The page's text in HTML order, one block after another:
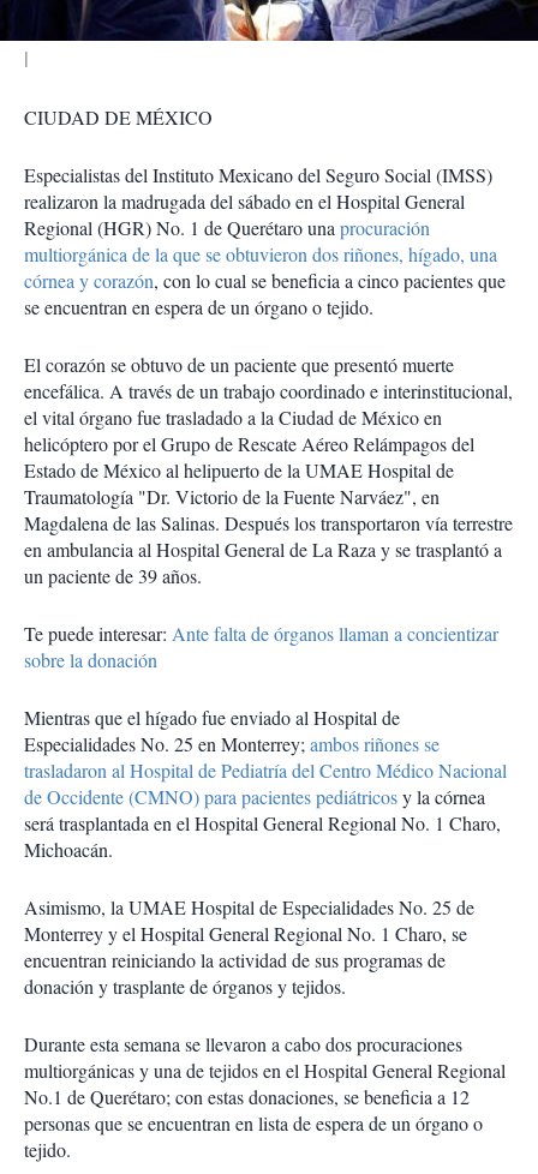
CIUDAD DE MÉXICO
Especialistas del Instituto Mexicano del Seguro Social (IMSS)
realizaron la madrugada del sábado en el Hospital General
Regional (HGR) No. 1 de Querétaro una procuración
multiorgánica de la que se obtuvieron dos riñones, hígado, una
córnea y corazón, con lo cual se beneficia a cinco pacientes que
se encuentran en espera de un órgano o tejido.
El corazón se obtuvo de un paciente que presentó muerte
encefálica. A través de un trabajo coordinado e interinstitucional,
el vital órgano fue trasladado a la Ciudad de México en
helicóptero por el Grupo de Rescate Aéreo Relámpagos del
Estado de México al helipuerto de la UMAE Hospital de
Traumatología "Dr. Victorio de la Fuente Narváez", en
Magdalena de las Salinas. Después los transportaron vía terrestre
en ambulancia al Hospital General de La Raza y se trasplantó a
un paciente de 39 años.
Te puede interesar: Ante falta de órganos llaman a concientizar
sobre la donación
Mientras que el hígado fue enviado al Hospital de
Especialidades No. 25 en Monterrey; ambos riñones se
trasladaron al Hospital de Pediatría del Centro Médico Nacional
de Occidente (CMNO) para pacientes pediátricosy la córnea
será trasplantada en el Hospital General Regional No. 1 Charo,
Michoacán.
Asimismo, la UMAE Hospital de Especialidades No. 25 de
Monterrey y el Hospital General Regional No. 1 Charo, se
encuentran reiniciando la actividad de sus programas de
donación y trasplante de órganos y tejidos.
Durante esta semana se llevaron a cabo dos procuraciones
multiorgánicas y una de tejidos en el Hospital General Regional
No.1 de Querétaro; con estas donaciones, se beneficia a 12
personas que se encuentran en lista de espera de un órgano o
tejido.